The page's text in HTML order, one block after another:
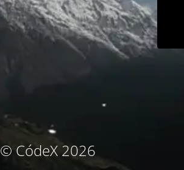
© CódeX 2026